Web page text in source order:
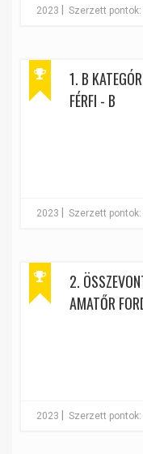
2023 Szerzett pontok:
1. B
FÉRFI - B
2023 Szerzett pontok:
2.
AMATŐR
2023 Szerzett pontok: